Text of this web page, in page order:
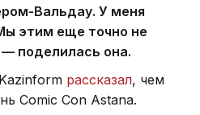
Вальдау. У меня
этим еще точно не
поделилась она.
рассказал, чем
Comic Con Astana.